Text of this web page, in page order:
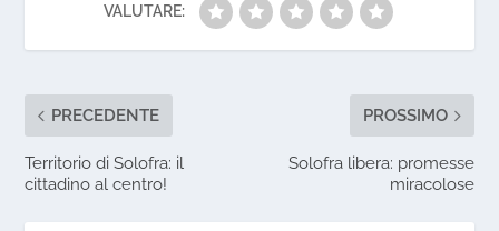
VALUTARE:
PRECEDENTE
Territorio di Solofra: il
cittadino al centro!
PROSSIMO
Solofra libera: promesse
miracolose